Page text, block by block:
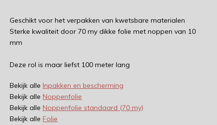
Geschikt voor het verpakken van kwetsbare materialen
Sterke kwaliteit door 70 my dikke folie met noppen van 10
mm
Deze rol is maar liefst 100 meter lang
Bekijk alle Inpakken en bescherming
Bekijk alle Noppenfolie
Bekijk alle Noppenfolie standaard (70 my)
Bekijk alle Folie